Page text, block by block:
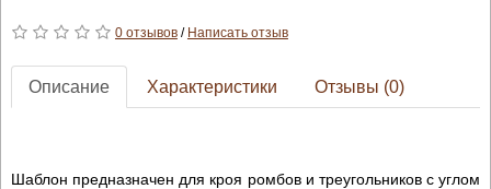
0 отзывов/ Написать отзыв
Описание Характеристики Отзывы (0)
Шаблон предназначен для кроя ромбов и треугольников с углом